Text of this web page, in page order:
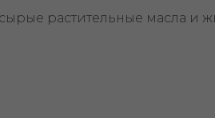
растительные масла и